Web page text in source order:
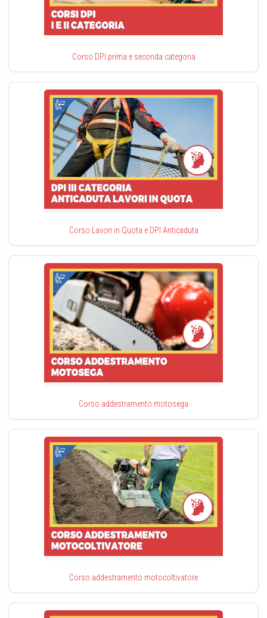
Corso DPI prima e seconda categoria
Corso Lavori in Quota e DPI Anticaduta
Corso addestramento motosega
Corso addestramento motocoltivatore